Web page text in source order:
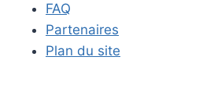
FAQ
Partenaires
Plan du site